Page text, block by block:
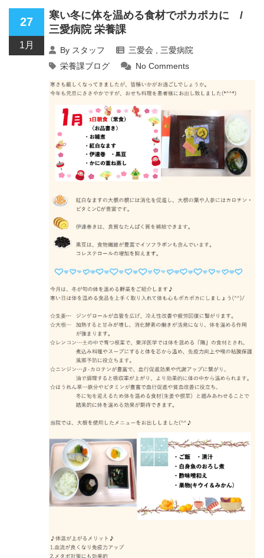
27
1月
寒い冬に体を温める食材でポカポカに /
三愛病院 栄養課
By スタッフ 三愛会 ,三愛病院
栄養課ブログ
No Comments